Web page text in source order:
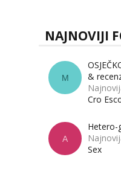
NAJNOVIJI
M
&
Cro
A
Hetero-
Sex